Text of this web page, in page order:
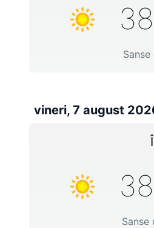
38
vineri, 7 august
38
Sanse